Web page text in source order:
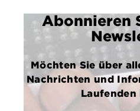
Abonnieren
Möchten Sie über
Nachrichten und
Laufenden